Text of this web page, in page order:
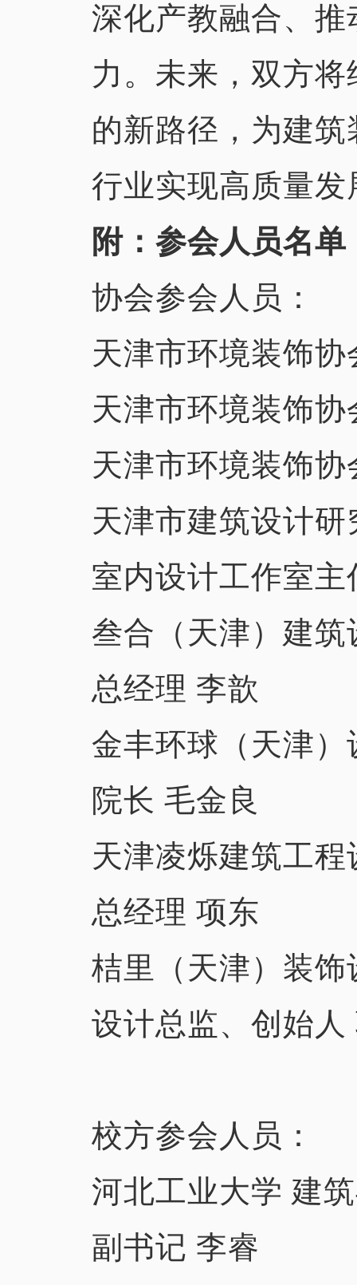
深化产教融合、
力。未来，双方
的新路径，为建
行业实现高质量发
附：参会人员名单
协会参会人员：
天津市环境装饰
天津市环境装饰
天津市环境装饰
天津市建筑设计研
室内设计工作室主
叁合（天津）建
总经理 李歆
金丰环球（天津
院长 毛金良
天津凌烁建筑工
总经理 项东
桔里（天津）装
设计总监、创始人
校方参会人员：
河北工业大学 建
副书记 李睿